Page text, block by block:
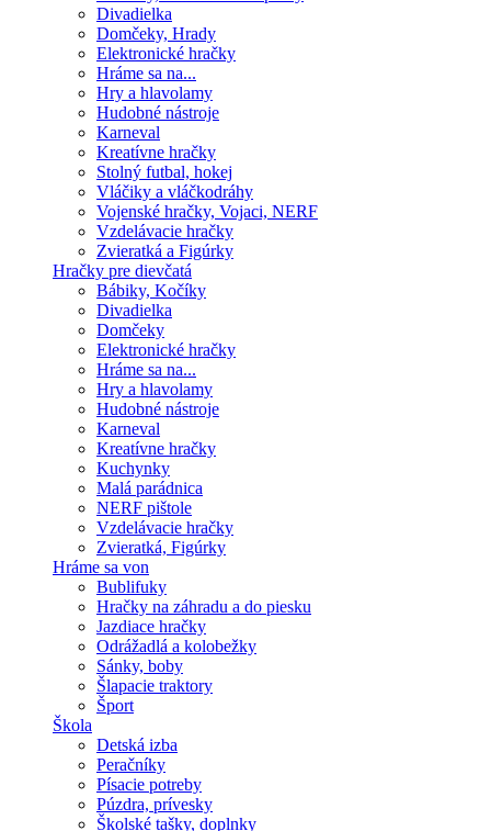
Divadielka
Domčeky, Hrady
Elektronické hračky
Hráme sa na...
Hry a hlavolamy
Hudobné nástroje
Karneval
Kreatívne hračky
Stolný futbal, hokej
Vláčiky a vláčkodráhy
Vojenské hračky, Vojaci, NERF
Vzdelávacie hračky
Zvieratká a Figúrky
Hračky pre dievčatá
Bábiky, Kočíky
Divadielka
Domčeky
Elektronické hračky
Hráme sa na...
Hry a hlavolamy
Hudobné nástroje
Karneval
Kreatívne hračky
Kuchynky
Malá parádnica
NERF pištole
Vzdelávacie hračky
Zvieratká, Figúrky
Hráme sa von
Bublifuky
Hračky na záhradu a do piesku
Jazdiace hračky
Odrážadlá a kolobežky
Sánky, boby
Šlapacie traktory
Šport
Škola
Detská izba
Peračníky
Písacie potreby
Púzdra, prívesky
Školské tašky, doplnky